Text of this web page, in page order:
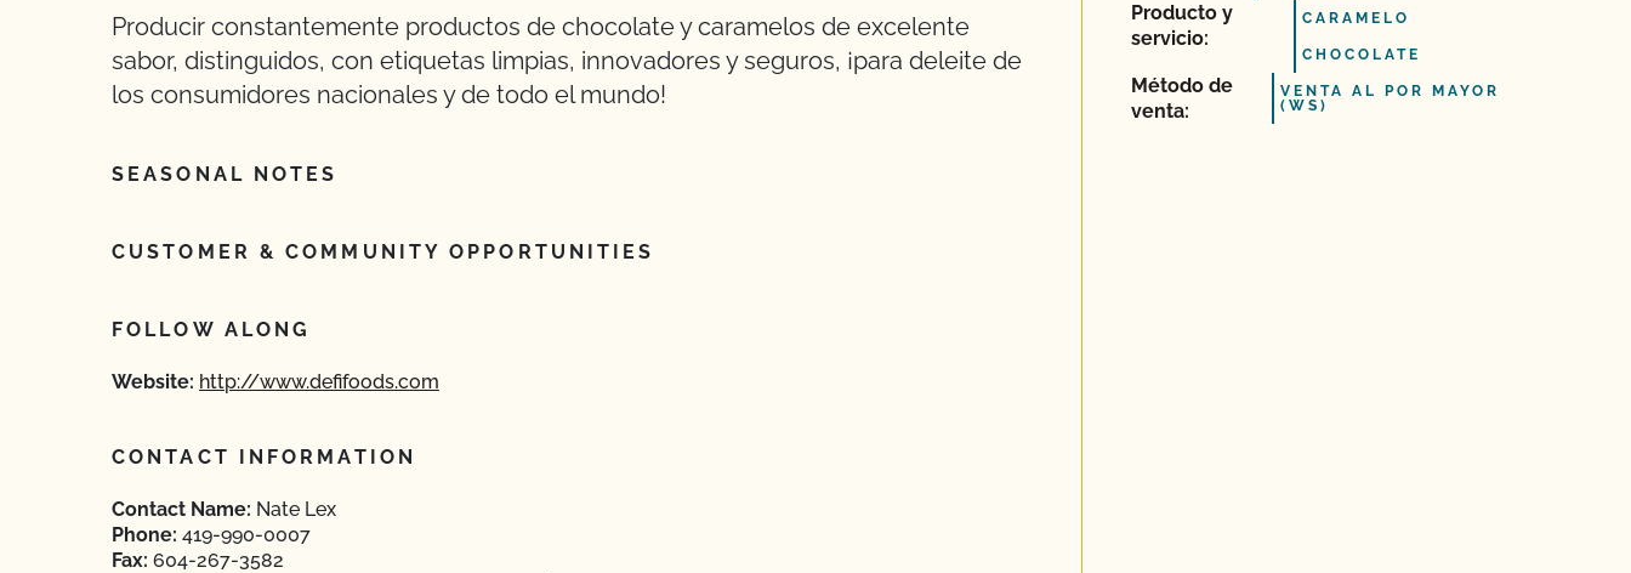
Producir constantemente productos de chocolate y caramelos de excelente
sabor, distinguidos, con etiquetas limpias, innovadores y seguros, ¡para deleite de
los consumidores nacionales y de todo el mundo!
SEASONAL NOTES
CUSTOMER & COMMUNITY OPPORTUNITIES
FOLLOW ALONG
Website: http://www.defifoods.com
CONTACT INFORMATION
Contact Name: Nate Lex
Phone: 419-990-0007
Fax: 604-267-3582
Producto y
servicio:
CARAMELO
CHOCOLATE
Método de
venta:
VENTA AL POR MAYOR
(WS)